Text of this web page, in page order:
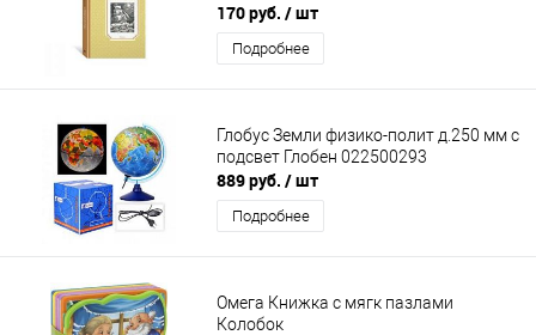
170 руб. / шт
Подробнее
Глобус Земли физико-полит д.250 мм с
подсвет Глобен 022500293
889 руб. / шт
Подробнее
Омега Книжка с мягк пазлами
Колобок